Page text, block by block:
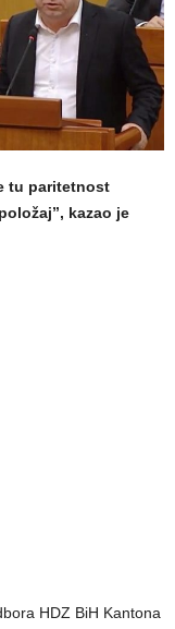
tu paritetnost
kazao je
HDZ BiH Kantona